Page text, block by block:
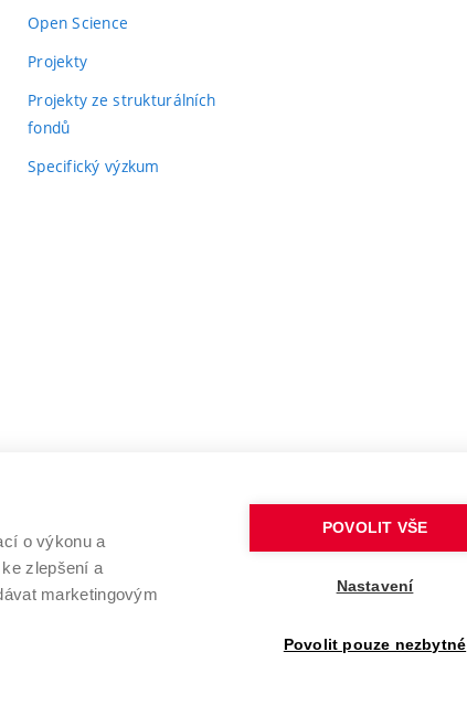
Open Science
Projekty
Projekty ze strukturálních
fondů
Specifický výzkum
V BRNĚ
o výkonu a
zlepšení a
marketingovým
POVOLIT VŠE
Nastavení
Povolit pouze nezbytné